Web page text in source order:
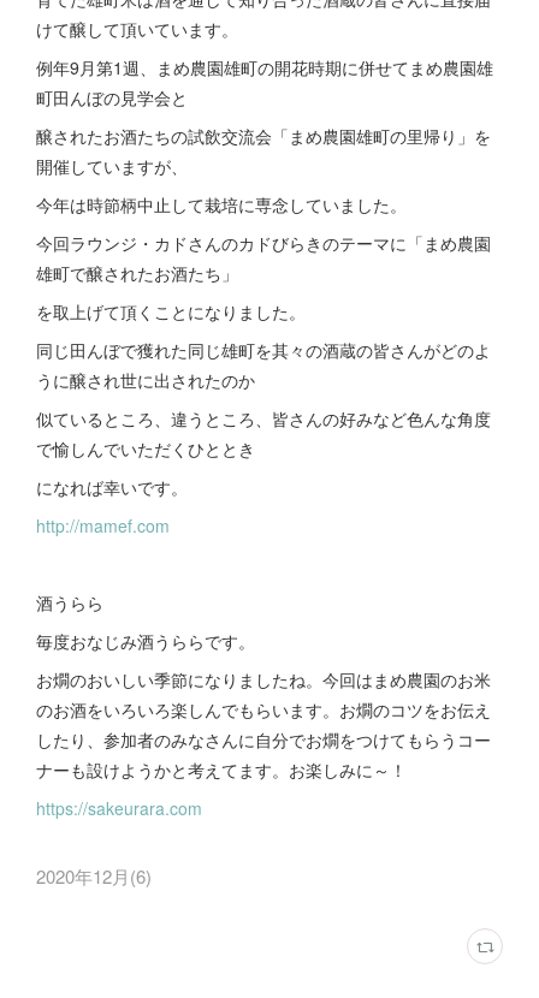
けて醸して頂いています。
例年9月第1週、まめ農園雄町の開花時期に併せてまめ農園雄
町田んぼの見学会と
醸されたお酒たちの試飲交流会「まめ農園雄町の里帰り」を
開催していますが、
今年は時節柄中止して栽培に専念していました。
今回ラウンジ・カドさんのカドびらきのテーマに「まめ農園
雄町で醸されたお酒たち」
を取上げて頂くことになりました。
同じ田んぼで獲れた同じ雄町を其々の酒蔵の皆さんがどのよ
うに醸され世に出されたのか
似ているところ、違うところ、皆さんの好みなど色んな角度
で愉しんでいただくひととき
になれば幸いです。
http://mamef.com
酒うらら
毎度おなじみ酒うららです。
お燗のおいしい季節になりましたね。今回はまめ農園のお米
のお酒をいろいろ楽しんでもらいます。お燗のコツをお伝え
したり、参加者のみなさんに自分でお燗をつけてもらうコー
ナーも設けようかと考えてます。お楽しみに～！
https://sakeurara.com
2020年12月(6)